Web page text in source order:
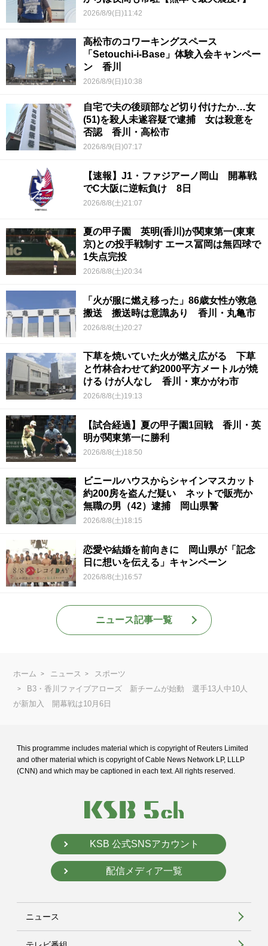
2026/8/9(日)11:42
高松市のコワーキングスペース
「Setouchi-i-Base」体験入会キャンペー
ン 香川
2026/8/9(日)10:38
自宅で夫の後頭部など切り付けたか…女
(51)を殺人未遂容疑で逮捕 女は殺意を
否認 香川・高松市
2026/8/9(日)07:17
【速報】J1・ファジアーノ岡山 開幕戦
でC大阪に逆転負け 8日
2026/8/8(土)21:07
夏の甲子園 英明(香川)が関東第一(東東
京)との投手戦制す エース冨岡は無四球で
1失点完投
2026/8/8(土)20:34
「火が服に燃え移った」86歳女性が救急
搬送 搬送時は意識あり 香川・丸亀市
2026/8/8(土)20:27
下草を焼いていた火が燃え広がる 下草
と竹林合わせて約2000平方メートルが焼
ける けが人なし 香川・東かがわ市
2026/8/8(土)19:13
【試合経過】夏の甲子園1回戦 香川・英
明が関東第一に勝利
2026/8/8(土)18:50
ビニールハウスからシャインマスカット
約200房を盗んだ疑い ネットで販売か
無職の男（42）逮捕 岡山県警
2026/8/8(土)18:15
恋愛や結婚を前向きに 岡山県が「記念
日に想いを伝える」キャンペーン
2026/8/8(土)16:57
ニュース記事一覧
ホーム ニュース
スポーツ
B3・香川ファイブアローズ 新チームが始動 選手13人中10人
が新加入 開幕戦は10月6日
This programme includes material which is copyright of Reuters Limited
and other material which is copyright of Cable News Network LP, LLLP
(CNN) and which may be captioned in each text. All rights reserved.
KSB 公式SNSアカウント
配信メディア一覧
ニュース